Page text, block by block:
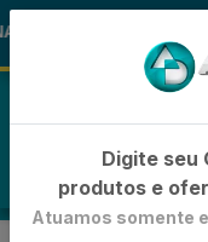
Digite seu
produtos e
Atuamos somente